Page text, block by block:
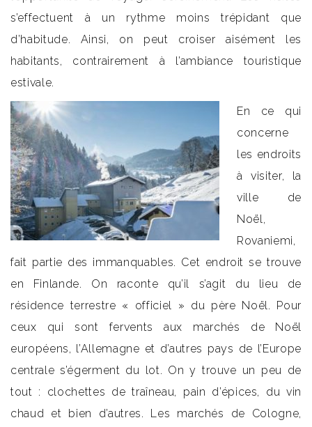
s’effectuent à un rythme moins trépidant que
d’habitude. Ainsi, on peut croiser aisément les
habitants, contrairement à l’ambiance touristique
estivale.
En ce qui
concerne
les endroits
à visiter, la
ville de
Noël,
Rovaniemi,
fait partie des immanquables. Cet endroit se trouve
en Finlande. On raconte qu’il s’agit du lieu de
résidence terrestre « officiel » du père Noël. Pour
ceux qui sont fervents aux marchés de Noël
européens, l’Allemagne et d’autres pays de l’Europe
centrale s’égerment du lot. On y trouve un peu de
tout : clochettes de traîneau, pain d’épices, du vin
chaud et bien d’autres. Les marchés de Cologne,